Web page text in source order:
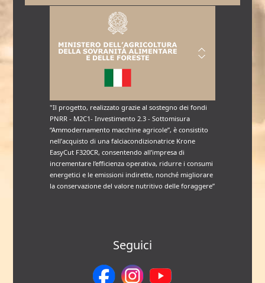
"Il progetto, realizzato grazie al sostegno dei fondi
PNRR - M2C1- Investimento 2.3 - Sottomisura
“Ammodernamento macchine agricole”, è consistito
nell’acquisto di una falciacondizionatrice Krone
EasyCut F320CR, consentendo all’impresa di
incrementare l’efficienza operativa, ridurre i consumi
energetici e le emissioni indirette, nonché migliorare
la conservazione del valore nutritivo delle foraggere”
Seguici